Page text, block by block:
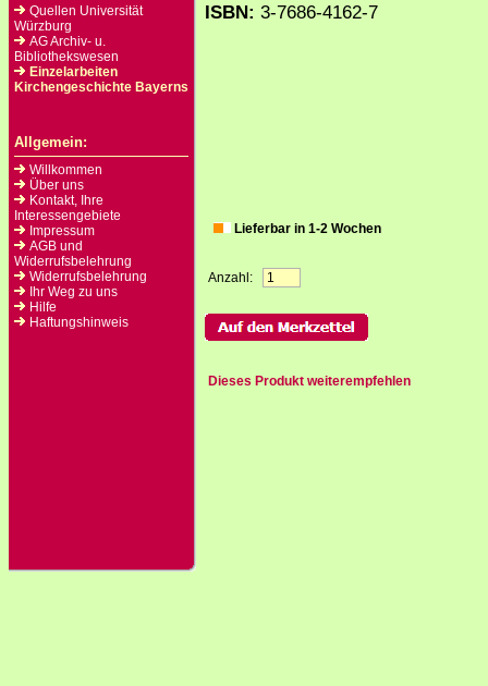
Quellen Universität
Würzburg
AG Archiv- u.
Bibliothekswesen
Einzelarbeiten
Kirchengeschichte Bayerns
Allgemein:
Willkommen
Über uns
Kontakt, Ihre
Interessengebiete
Impressum
AGB und
Widerrufsbelehrung
Widerrufsbelehrung
Ihr Weg zu uns
Hilfe
Haftungshinweis
ISBN: 3-7686-4162-7
Lieferbar in 1-2 Wochen
Anzahl:
Dieses Produkt weiterempfehlen